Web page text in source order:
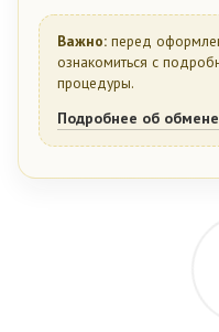
Важно: перед
ознакомиться с
процедуры.
Подробнее об